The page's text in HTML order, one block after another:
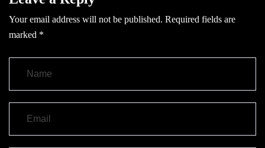
Your email address will not be published. Required fields are
marked *